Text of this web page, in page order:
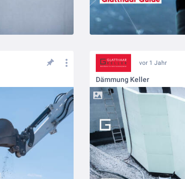
vor 1 Jahr
Dämmung Keller